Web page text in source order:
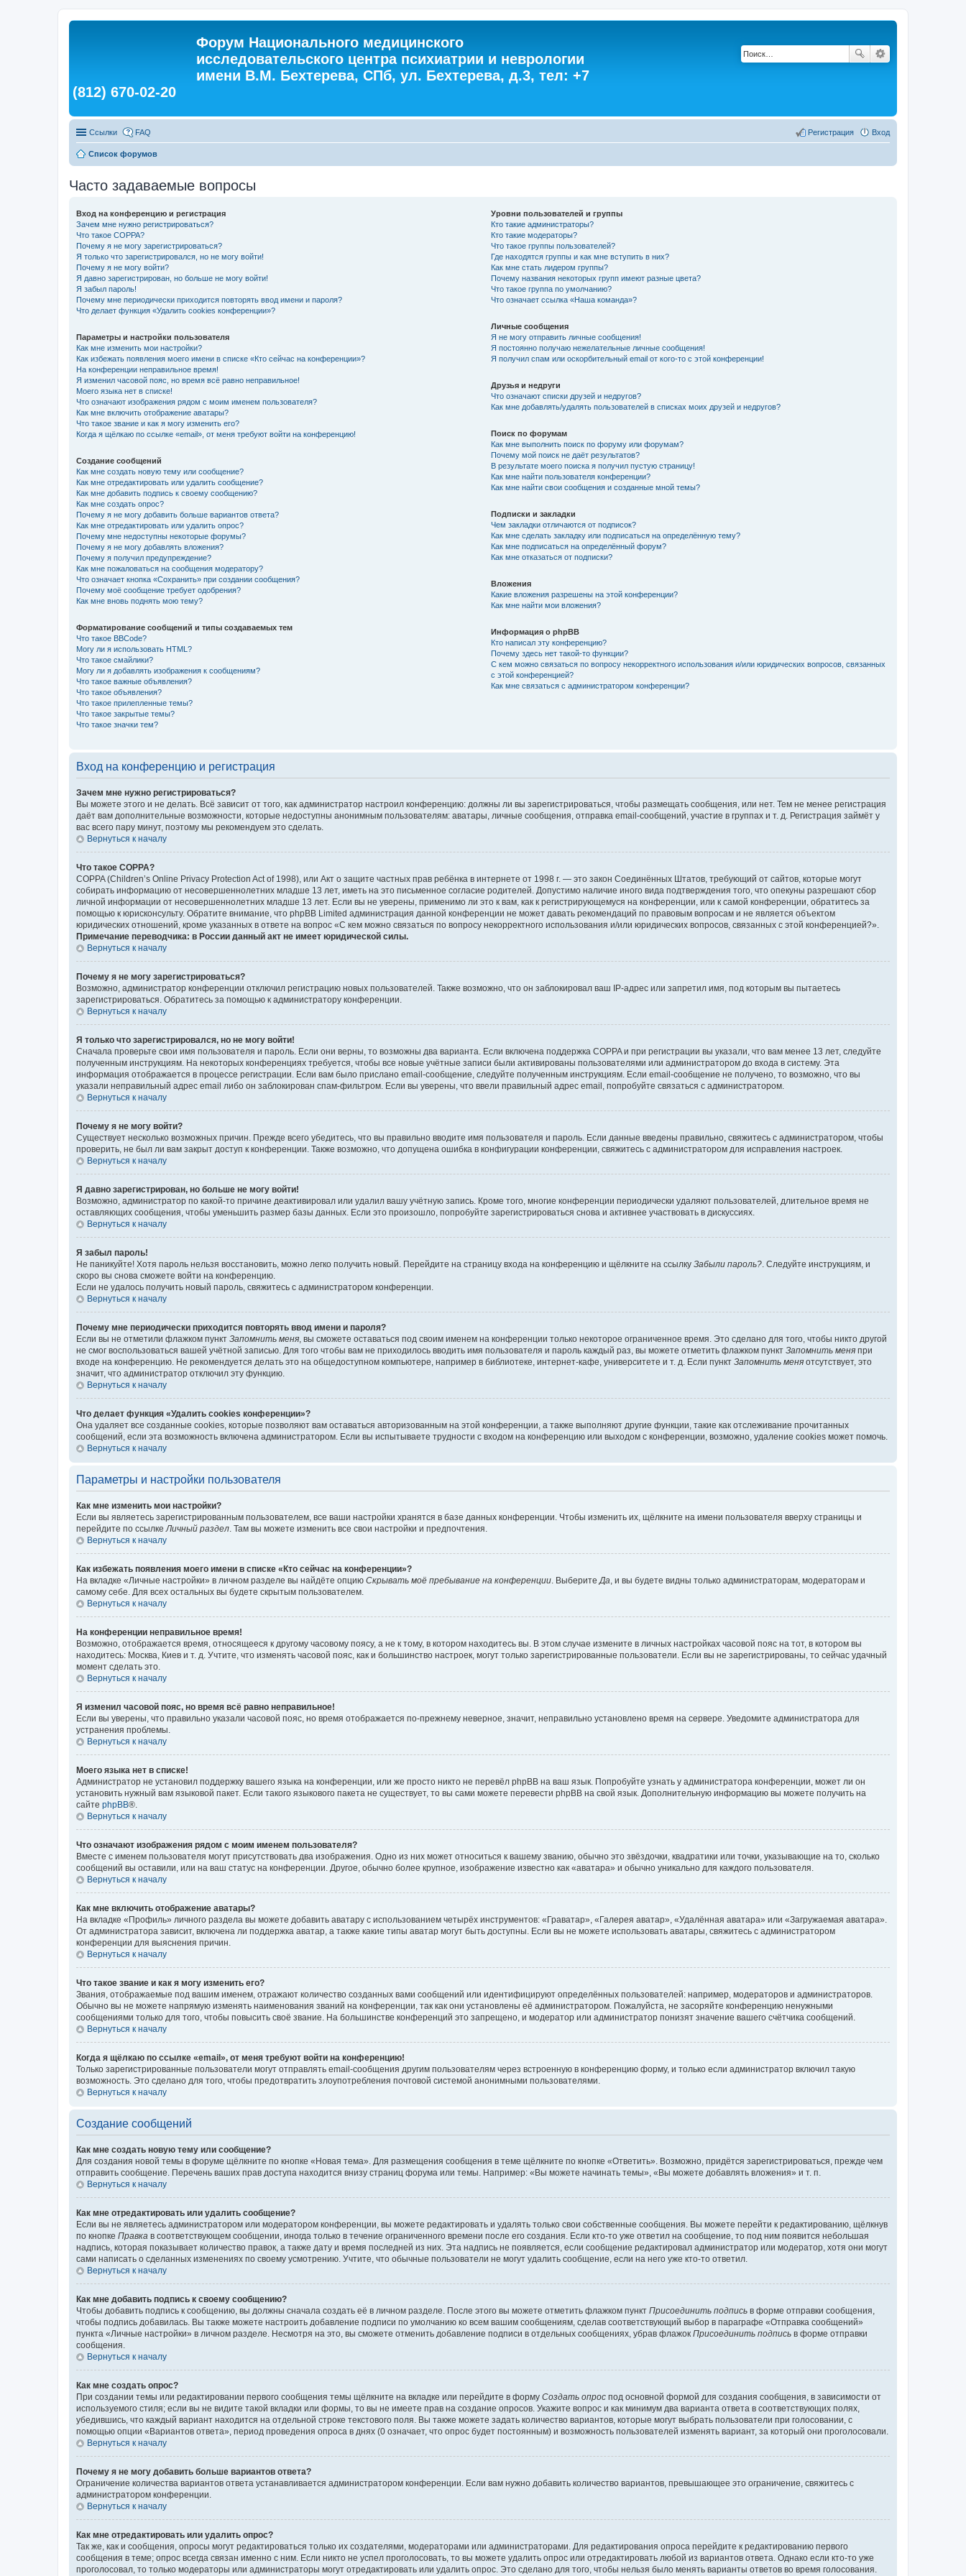
Форум Национального медицинского
исследовательского центра психиатрии и неврологии
имени В.М. Бехтерева, СПб, ул. Бехтерева, д.3, тел: +7
(812) 670-02-20
Ссылки FAQ Вход
Регистрация
Список форумов
Часто задаваемые вопросы
Вход на конференцию и регистрация
Зачем мне нужно регистрироваться?
Что такое COPPA?
Почему я не могу зарегистрироваться?
Я только что зарегистрировался, но не могу войти!
Почему я не могу войти?
Я давно зарегистрирован, но больше не могу войти!
Я забыл пароль!
Почему мне периодически приходится повторять ввод имени и пароля?
Что делает функция «Удалить cookies конференции»?
Параметры и настройки пользователя
Как мне изменить мои настройки?
Как избежать появления моего имени в списке «Кто сейчас на конференции»?
На конференции неправильное время!
Я изменил часовой пояс, но время всё равно неправильное!
Моего языка нет в списке!
Что означают изображения рядом с моим именем пользователя?
Как мне включить отображение аватары?
Что такое звание и как я могу изменить его?
Когда я щёлкаю по ссылке «email», от меня требуют войти на конференцию!
Создание сообщений
Как мне создать новую тему или сообщение?
Как мне отредактировать или удалить сообщение?
Как мне добавить подпись к своему сообщению?
Как мне создать опрос?
Почему я не могу добавить больше вариантов ответа?
Как мне отредактировать или удалить опрос?
Почему мне недоступны некоторые форумы?
Почему я не могу добавлять вложения?
Почему я получил предупреждение?
Как мне пожаловаться на сообщения модератору?
Что означает кнопка «Сохранить» при создании сообщения?
Почему моё сообщение требует одобрения?
Как мне вновь поднять мою тему?
Форматирование сообщений и типы создаваемых тем
Что такое BBCode?
Могу ли я использовать HTML?
Что такое смайлики?
Могу ли я добавлять изображения к сообщениям?
Что такое важные объявления?
Что такое объявления?
Что такое прилепленные темы?
Что такое закрытые темы?
Что такое значки тем?
Уровни пользователей и группы
Кто такие администраторы?
Кто такие модераторы?
Что такое группы пользователей?
Где находятся группы и как мне вступить в них?
Как мне стать лидером группы?
Почему названия некоторых групп имеют разные цвета?
Что такое группа по умолчанию?
Что означает ссылка «Наша команда»?
Личные сообщения
Я не могу отправить личные сообщения!
Я постоянно получаю нежелательные личные сообщения!
Я получил спам или оскорбительный email от кого-то с этой конференции!
Друзья и недруги
Что означают списки друзей и недругов?
Как мне добавлять/удалять пользователей в списках моих друзей и недругов?
Поиск по форумам
Как мне выполнить поиск по форуму или форумам?
Почему мой поиск не даёт результатов?
В результате моего поиска я получил пустую страницу!
Как мне найти пользователя конференции?
Как мне найти свои сообщения и созданные мной темы?
Подписки и закладки
Чем закладки отличаются от подписок?
Как мне сделать закладку или подписаться на определённую тему?
Как мне подписаться на определённый форум?
Как мне отказаться от подписки?
Вложения
Какие вложения разрешены на этой конференции?
Как мне найти мои вложения?
Информация о phpBB
Кто написал эту конференцию?
Почему здесь нет такой-то функции?
С кем можно связаться по вопросу некорректного использования и/или юридических вопросов, связанных
с этой конференцией?
Как мне связаться с администратором конференции?
Вход на конференцию и регистрация
Зачем мне нужно регистрироваться?
Вы можете этого и не делать. Всё зависит от того, как администратор настроил конференцию: должны ли вы зарегистрироваться, чтобы размещать сообщения, или нет. Тем не менее регистрация
даёт вам дополнительные возможности, которые недоступны анонимным пользователям: аватары, личные сообщения, отправка email-сообщений, участие в группах и т. д. Регистрация займёт у
вас всего пару минут, поэтому мы рекомендуем это сделать.
Вернуться к началу
Что такое COPPA?
COPPA (Children’s Online Privacy Protection Act of 1998), или Акт о защите частных прав ребёнка в интернете от 1998 г. — это закон Соединённых Штатов, требующий от сайтов, которые могут
собирать информацию от несовершеннолетних младше 13 лет, иметь на это письменное согласие родителей. Допустимо наличие иного вида подтверждения того, что опекуны разрешают сбор
личной информации от несовершеннолетних младше 13 лет. Если вы не уверены, применимо ли это к вам, как к регистрирующемуся на конференции, или к самой конференции, обратитесь за
помощью к юрисконсульту. Обратите внимание, что phpBB Limited администрация данной конференции не может давать рекомендаций по правовым вопросам и не является объектом
юридических отношений, кроме указанных в ответе на вопрос «С кем можно связаться по вопросу некорректного использования и/или юридических вопросов, связанных с этой конференцией?».
Примечание переводчика: в России данный акт не имеет юридической силы.
Вернуться к началу
Почему я не могу зарегистрироваться?
Возможно, администратор конференции отключил регистрацию новых пользователей. Также возможно, что он заблокировал ваш IP-адрес или запретил имя, под которым вы пытаетесь
зарегистрироваться. Обратитесь за помощью к администратору конференции.
Вернуться к началу
Я только что зарегистрировался, но не могу войти!
Сначала проверьте свои имя пользователя и пароль. Если они верны, то возможны два варианта. Если включена поддержка COPPA и при регистрации вы указали, что вам менее 13 лет, следуйте
полученным инструкциям. На некоторых конференциях требуется, чтобы все новые учётные записи были активированы пользователями или администратором до входа в систему. Эта
информация отображается в процессе регистрации. Если вам было прислано email-сообщение, следуйте полученным инструкциям. Если email-сообщение не получено, то возможно, что вы
указали неправильный адрес email либо он заблокирован спам-фильтром. Если вы уверены, что ввели правильный адрес email, попробуйте связаться с администратором.
Вернуться к началу
Почему я не могу войти?
Существует несколько возможных причин. Прежде всего убедитесь, что вы правильно вводите имя пользователя и пароль. Если данные введены правильно, свяжитесь с администратором, чтобы
проверить, не был ли вам закрыт доступ к конференции. Также возможно, что допущена ошибка в конфигурации конференции, свяжитесь с администратором для исправления настроек.
Вернуться к началу
Я давно зарегистрирован, но больше не могу войти!
Возможно, администратор по какой-то причине деактивировал или удалил вашу учётную запись. Кроме того, многие конференции периодически удаляют пользователей, длительное время не
оставляющих сообщения, чтобы уменьшить размер базы данных. Если это произошло, попробуйте зарегистрироваться снова и активнее участвовать в дискуссиях.
Вернуться к началу
Я забыл пароль!
Не паникуйте! Хотя пароль нельзя восстановить, можно легко получить новый. Перейдите на страницу входа на конференцию и щёлкните на ссылку Забыли пароль? . Следуйте инструкциям, и
скоро вы снова сможете войти на конференцию.
Если не удалось получить новый пароль, свяжитесь с администратором конференции.
Вернуться к началу
Почему мне периодически приходится повторять ввод имени и пароля?
Если вы не отметили флажком пункт Запомнить меня , вы сможете оставаться под своим именем на конференции только некоторое ограниченное время. Это сделано для того, чтобы никто другой
не смог воспользоваться вашей учётной записью. Для того чтобы вам не приходилось вводить имя пользователя и пароль каждый раз, вы можете отметить флажком пункт Запомнить меня при
входе на конференцию. Не рекомендуется делать это на общедоступном компьютере, например в библиотеке, интернет-кафе, университете и т. д. Если пункт Запомнить меня отсутствует, это
значит, что администратор отключил эту функцию.
Вернуться к началу
Что делает функция «Удалить cookies конференции»?
Она удаляет все созданные cookies, которые позволяют вам оставаться авторизованным на этой конференции, а также выполняют другие функции, такие как отслеживание прочитанных
сообщений, если эта возможность включена администратором. Если вы испытываете трудности с входом на конференцию или выходом с конференции, возможно, удаление cookies может помочь.
Вернуться к началу
Параметры и настройки пользователя
Как мне изменить мои настройки?
Если вы являетесь зарегистрированным пользователем, все ваши настройки хранятся в базе данных конференции. Чтобы изменить их, щёлкните на имени пользователя вверху страницы и
перейдите по ссылке Личный раздел . Там вы можете изменить все свои настройки и предпочтения.
Вернуться к началу
Как избежать появления моего имени в списке «Кто сейчас на конференции»?
На вкладке «Личные настройки» в личном разделе вы найдёте опцию Скрывать моё пребывание на конференции . Выберите Да , и вы будете видны только администраторам, модераторам и
самому себе. Для всех остальных вы будете скрытым пользователем.
Вернуться к началу
На конференции неправильное время!
Возможно, отображается время, относящееся к другому часовому поясу, а не к тому, в котором находитесь вы. В этом случае измените в личных настройках часовой пояс на тот, в котором вы
находитесь: Москва, Киев и т. д. Учтите, что изменять часовой пояс, как и большинство настроек, могут только зарегистрированные пользователи. Если вы не зарегистрированы, то сейчас удачный
момент сделать это.
Вернуться к началу
Я изменил часовой пояс, но время всё равно неправильное!
Если вы уверены, что правильно указали часовой пояс, но время отображается по-прежнему неверное, значит, неправильно установлено время на сервере. Уведомите администратора для
устранения проблемы.
Вернуться к началу
Моего языка нет в списке!
Администратор не установил поддержку вашего языка на конференции, или же просто никто не перевёл phpBB на ваш язык. Попробуйте узнать у администратора конференции, может ли он
установить нужный вам языковой пакет. Если такого языкового пакета не существует, то вы сами можете перевести phpBB на свой язык. Дополнительную информацию вы можете получить на
сайте phpBB®.
Вернуться к началу
Что означают изображения рядом с моим именем пользователя?
Вместе с именем пользователя могут присутствовать два изображения. Одно из них может относиться к вашему званию, обычно это звёздочки, квадратики или точки, указывающие на то, сколько
сообщений вы оставили, или на ваш статус на конференции. Другое, обычно более крупное, изображение известно как «аватара» и обычно уникально для каждого пользователя.
Вернуться к началу
Как мне включить отображение аватары?
На вкладке «Профиль» личного раздела вы можете добавить аватару с использованием четырёх инструментов: «Граватар», «Галерея аватар», «Удалённая аватара» или «Загружаемая аватара».
От администратора зависит, включена ли поддержка аватар, а также какие типы аватар могут быть доступны. Если вы не можете использовать аватары, свяжитесь с администратором
конференции для выяснения причин.
Вернуться к началу
Что такое звание и как я могу изменить его?
Звания, отображаемые под вашим именем, отражают количество созданных вами сообщений или идентифицируют определённых пользователей: например, модераторов и администраторов.
Обычно вы не можете напрямую изменять наименования званий на конференции, так как они установлены её администратором. Пожалуйста, не засоряйте конференцию ненужными
сообщениями только для того, чтобы повысить своё звание. На большинстве конференций это запрещено, и модератор или администратор понизят значение вашего счётчика сообщений.
Вернуться к началу
Когда я щёлкаю по ссылке «email», от меня требуют войти на конференцию!
Только зарегистрированные пользователи могут отправлять email-сообщения другим пользователям через встроенную в конференцию форму, и только если администратор включил такую
возможность. Это сделано для того, чтобы предотвратить злоупотребления почтовой системой анонимными пользователями.
Вернуться к началу
Создание сообщений
Как мне создать новую тему или сообщение?
Для создания новой темы в форуме щёлкните по кнопке «Новая тема». Для размещения сообщения в теме щёлкните по кнопке «Ответить». Возможно, придётся зарегистрироваться, прежде чем
отправить сообщение. Перечень ваших прав доступа находится внизу страниц форума или темы. Например: «Вы можете начинать темы», «Вы можете добавлять вложения» и т. п.
Вернуться к началу
Как мне отредактировать или удалить сообщение?
Если вы не являетесь администратором или модератором конференции, вы можете редактировать и удалять только свои собственные сообщения. Вы можете перейти к редактированию, щёлкнув
по кнопке Правка в соответствующем сообщении, иногда только в течение ограниченного времени после его создания. Если кто-то уже ответил на сообщение, то под ним появится небольшая
надпись, которая показывает количество правок, а также дату и время последней из них. Эта надпись не появляется, если сообщение редактировал администратор или модератор, хотя они могут
сами написать о сделанных изменениях по своему усмотрению. Учтите, что обычные пользователи не могут удалить сообщение, если на него уже кто-то ответил.
Вернуться к началу
Как мне добавить подпись к своему сообщению?
Чтобы добавить подпись к сообщению, вы должны сначала создать её в личном разделе. После этого вы можете отметить флажком пункт Присоединить подпись в форме отправки сообщения,
чтобы подпись добавилась. Вы также можете настроить добавление подписи по умолчанию ко всем вашим сообщениям, сделав соответствующий выбор в параграфе «Отправка сообщений»
пункта «Личные настройки» в личном разделе. Несмотря на это, вы сможете отменить добавление подписи в отдельных сообщениях, убрав флажок Присоединить подпись в форме отправки
сообщения.
Вернуться к началу
Как мне создать опрос?
При создании темы или редактировании первого сообщения темы щёлкните на вкладке или перейдите в форму Создать опрос под основной формой для создания сообщения, в зависимости от
используемого стиля; если вы не видите такой вкладки или формы, то вы не имеете прав на создание опросов. Укажите вопрос и как минимум два варианта ответа в соответствующих полях,
убедившись, что каждый вариант находится на отдельной строке текстового поля. Вы также можете задать количество вариантов, которые могут выбрать пользователи при голосовании, с
помощью опции «Вариантов ответа», период проведения опроса в днях (0 означает, что опрос будет постоянным) и возможность пользователей изменять вариант, за который они проголосовали.
Вернуться к началу
Почему я не могу добавить больше вариантов ответа?
Ограничение количества вариантов ответа устанавливается администратором конференции. Если вам нужно добавить количество вариантов, превышающее это ограничение, свяжитесь с
администратором конференции.
Вернуться к началу
Как мне отредактировать или удалить опрос?
Так же, как и сообщения, опросы могут редактироваться только их создателями, модераторами или администраторами. Для редактирования опроса перейдите к редактированию первого
сообщения в теме; опрос всегда связан именно с ним. Если никто не успел проголосовать, то вы можете удалить опрос или отредактировать любой из вариантов ответа. Однако если кто-то уже
проголосовал, то только модераторы или администраторы могут отредактировать или удалить опрос. Это сделано для того, чтобы нельзя было менять варианты ответов во время голосования.